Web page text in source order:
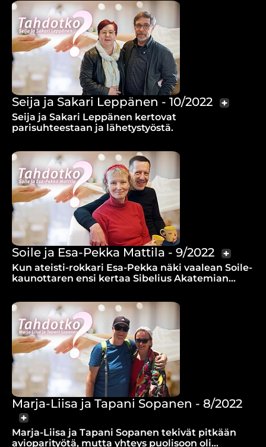
Seija ja Sakari Leppänen - 10/2022
Seija ja Sakari Leppänen kertovat
parisuhteestaan ja lähetystyöstä.
Soile ja Esa-Pekka Mattila - 9/2022
Kun ateisti-rokkari Esa-Pekka näki vaalean Soile-
kaunottaren ensi kertaa Sibelius Akatemian
Marja-Liisa ja Tapani Sopanen - 8/2022
Marja-Liisa ja Tapani Sopanen tekivät pitkään
avioparityötä, mutta yhteys puolisoon oli